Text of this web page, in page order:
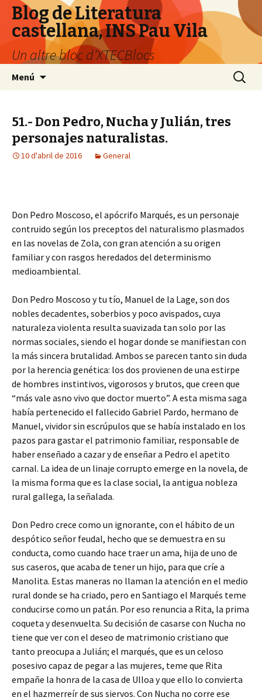
Blog de Literatura
castellana, INS Pau Vila
Un altre bloc d’XTECBlocs
Menú Cerca:
51.- Don Pedro, Nucha y Julián, tres
personajes naturalistas.
10 d'abril de 2016 General
Don Pedro Moscoso, el apócrifo Marqués, es un personaje
contruido según los preceptos del naturalismo plasmados
en las novelas de Zola, con gran atención a su origen
familiar y con rasgos heredados del determinismo
medioambiental.
Don Pedro Moscoso y tu tío, Manuel de la Lage, son dos
nobles decadentes, soberbios y poco avispados, cuya
naturaleza violenta resulta suavizada tan solo por las
normas sociales, siendo el hogar donde se manifiestan con
la más sincera brutalidad. Ambos se parecen tanto sin duda
por la herencia genética: los dos provienen de una estirpe
de hombres instintivos, vigorosos y brutos, que creen que
“más vale asno vivo que doctor muerto”. A esta misma saga
había pertenecido el fallecido Gabriel Pardo, hermano de
Manuel, vividor sin escrúpulos que se había instalado en los
pazos para gastar el patrimonio familiar, responsable de
haber enseñado a cazar y de enseñar a Pedro el apetito
carnal. La idea de un linaje corrupto emerge en la novela, de
la misma forma que es la clase social, la antigua nobleza
rural gallega, la señalada.
Don Pedro crece como un ignorante, con el hábito de un
despótico señor feudal, hecho que se demuestra en su
conducta, como cuando hace traer un ama, hija de uno de
sus caseros, que acaba de tener un hijo, para que críe a
Manolita. Estas maneras no llaman la atención en el medio
rural donde se ha criado, pero en Santiago el Marqués teme
conducirse como un patán. Por eso renuncia a Rita, la prima
coqueta y desenvuelta. Su decisión de casarse con Nucha no
tiene que ver con el deseo de matrimonio cristiano que
tanto preocupa a Julián; el marqués, que es un celoso
posesivo capaz de pegar a las mujeres, teme que Rita
empañe la honra de la casa de Ulloa y que ello lo convierta
en el hazmerreír de sus siervos. Con Nucha no corre ese